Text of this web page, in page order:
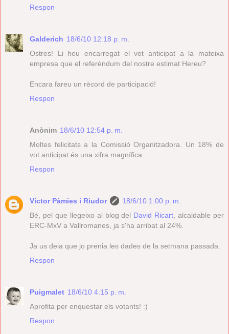
Respon
Galderich 18/6/10 12:18 p. m.
Ostres! Li heu encarregat el vot anticipat a la mateixa
empresa que el referèndum del nostre estimat Hereu?
Encara fareu un rècord de participació!
Respon
Anònim 18/6/10 12:54 p. m.
Moltes felicitats a la Comissió Organitzadora. Un 18% de
vot anticipat és una xifra magnífica.
Respon
Víctor Pàmies i Riudor
18/6/10 1:00 p. m.
Bé, pel que llegeixo al blog del David Ricart , alcaldable per
ERC-MxV a Vallromanes, ja s'ha arribat al 24%.
Ja us deia que jo prenia les dades de la setmana passada.
Respon
Puigmalet 18/6/10 4:15 p. m.
Aprofita per enquestar els votants! :)
Respon